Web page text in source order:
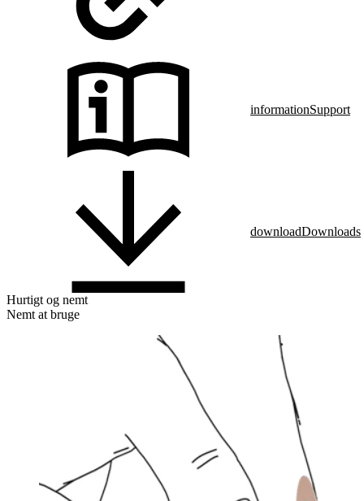
informationSupport
downloadDownloads
Hurtigt og nemt
Nemt at bruge